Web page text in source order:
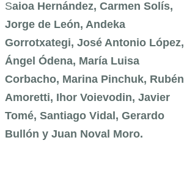
Saioa Hernández, Carmen Solís,
Jorge de León, Andeka
Gorrotxategi, José Antonio López,
Ángel Ódena, María Luisa
Corbacho, Marina Pinchuk, Rubén
Amoretti, Ihor Voievodin, Javier
Tomé, Santiago Vidal, Gerardo
Bullón y Juan Noval Moro.